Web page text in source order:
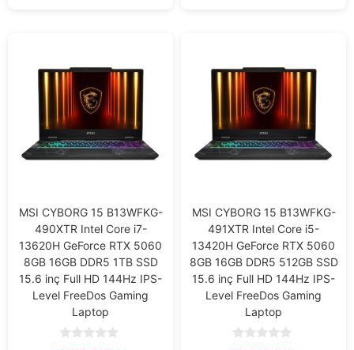
MSI CYBORG 15 B13WFKG-
490XTR Intel Core i7-
13620H GeForce RTX 5060
8GB 16GB DDR5 1TB SSD
15.6 inç Full HD 144Hz IPS-
Level FreeDos Gaming
Laptop
MSI CYBORG 15 B13WFKG-
491XTR Intel Core i5-
13420H GeForce RTX 5060
8GB 16GB DDR5 512GB SSD
15.6 inç Full HD 144Hz IPS-
Level FreeDos Gaming
Laptop